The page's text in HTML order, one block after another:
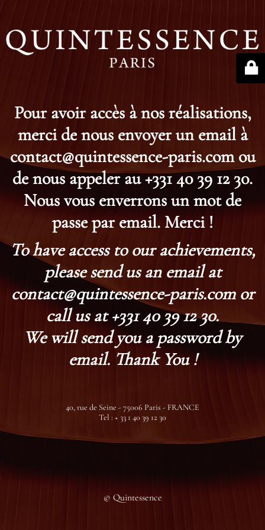
Pour avoir accès à nos réalisations,
merci de nous envoyer un email à
contact@quintessence-paris.com ou
de nous appeler au +331 40 39 12 30.
Nous vous enverrons un mot de
passe par email. Merci !
To have access to our achievements,
please send us an email at
contact@quintessence-paris.com or
call us at +331 40 39 12 30.
We will send you a password by
email. Thank You !
40, rue de Seine - 75006 Paris - FRANCE
Tel : + 33 1 40 39 12 30
© Quintessence